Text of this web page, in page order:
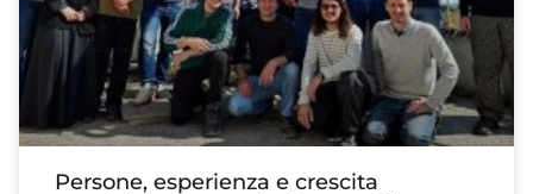
Persone, esperienza e crescita